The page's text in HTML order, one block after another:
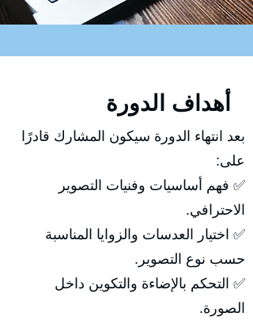
بعد انتهاء الدورة سيكون المشارك قادرًا
على:
✅ فهم أساسيات وفنيات التصوير
الاحترافي.
✅ اختيار العدسات والزوايا المناسبة
حسب نوع التصوير.
✅ التحكم بالإضاءة والتكوين داخل
الصورة.